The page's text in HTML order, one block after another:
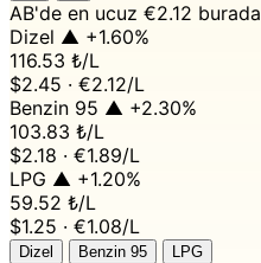
AB'de en ucuz €2.12 burada
Dizel ▲ +1.60%
116.53 ₺/L
$2.45 · €2.12/L
Benzin 95 ▲ +2.30%
103.83 ₺/L
$2.18 · €1.89/L
LPG ▲ +1.20%
59.52 ₺/L
$1.25 · €1.08/L
Dizel Benzin 95 LPG